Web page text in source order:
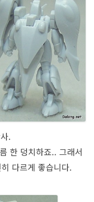
.
한 덩치하죠.. 그래서
다르게 좋습니다.